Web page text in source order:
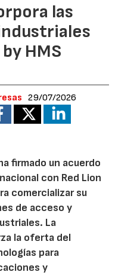
las
HMS
29/07/2026
firmado un acuerdo
con Red Lion
comercializar su
de acceso y
La
la oferta del
para
y